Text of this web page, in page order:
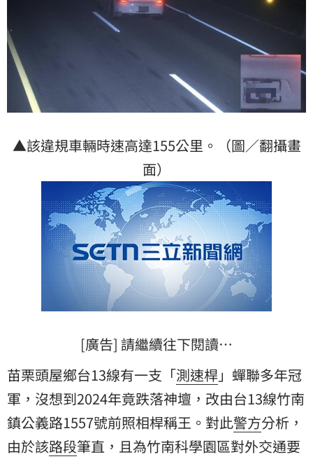
▲該違規車輛時速高達155公里。（圖／翻攝畫
面）
[廣告] 請繼續往下閱讀…
苗栗頭屋鄉台13線有一支「測速桿」蟬聯多年冠
軍，沒想到2024年竟跌落神壇，改由台13線竹南
鎮公義路1557號前照相桿稱王。對此警方分析，
由於該路段筆直，且為竹南科學園區對外交通要